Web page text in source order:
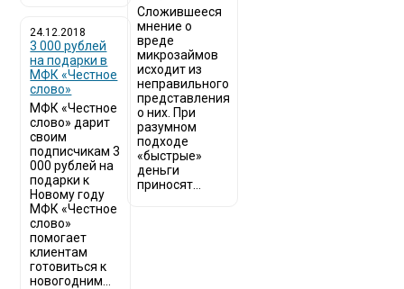
24.12.2018
3 000 рублей
на подарки в
МФК «Честное
слово»
МФК «Честное
слово» дарит
своим
подписчикам 3
000 рублей на
подарки к
Новому году
МФК «Честное
слово»
помогает
клиентам
готовиться к
новогодним...
Сложившееся
мнение о
вреде
микрозаймов
исходит из
неправильного
представления
о них. При
разумном
подходе
«быстрые»
деньги
приносят...